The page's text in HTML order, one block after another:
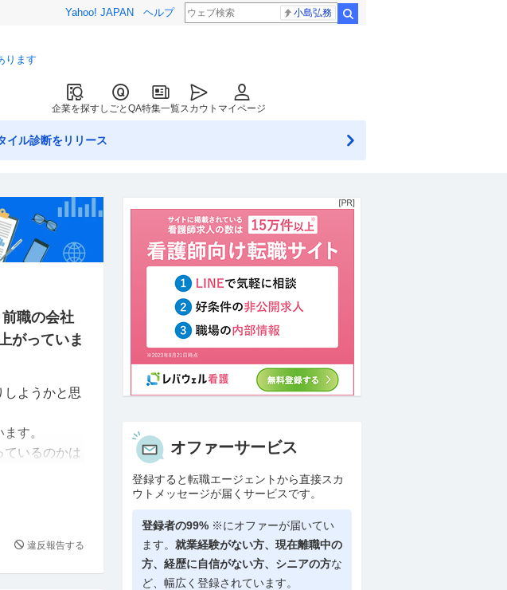
Yahoo! JAPAN ヘルプ 小島弘務
ります
企業を探すしごとQA特集一覧スカウト マイページ
イル診断をリリース
職の会社
がっていま
しようかと思
す。
いるのかは
あり、たと
出戻りの場
違反報告する
オファーサービス
登録すると転職エージェントから直接スカ
ウトメッセージが届くサービスです。
登録者の99% ※にオファーが届いてい
ます。 就業経験がない方、現在離職中の
方、 経歴に自信がない方、シニアの方な
ど、幅広く登録されています。